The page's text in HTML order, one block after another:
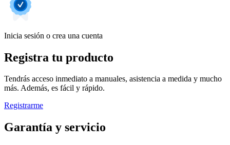
Inicia sesión o crea una cuenta
Registra tu producto
Tendrás acceso inmediato a manuales, asistencia a medida y mucho
más. Además, es fácil y rápido.
Registrarme
Garantía y servicio